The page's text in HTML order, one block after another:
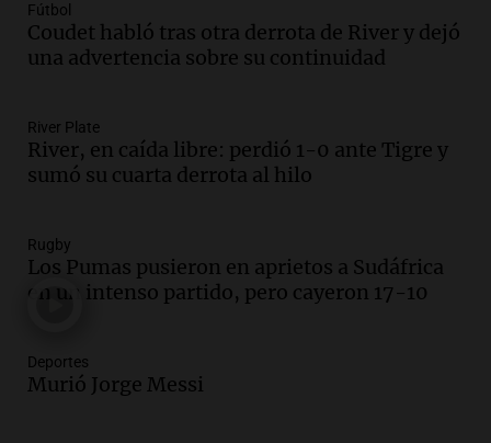
Vargas en 2007
Una mañana para todos
las nuevas detenciones: "En esa casa
todos tenían algo que ver"
Una mañana para todos
Audio.
del desayuno ideal: qué alimentos
conviene priorizar
Audio.Murió Jorge Messi
Fútbol
Coudet habló tras otra derrota de River y dejó
una advertencia sobre su continuidad
River Plate
River, en caída libre: perdió 1-0 ante Tigre y
sumó su cuarta derrota al hilo
Rugby
Los Pumas pusieron en aprietos a Sudáfrica
en un intenso partido, pero cayeron 17-10
Deportes
Murió Jorge Messi